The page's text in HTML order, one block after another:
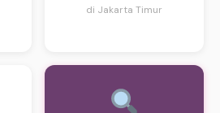
di Jakarta Timur